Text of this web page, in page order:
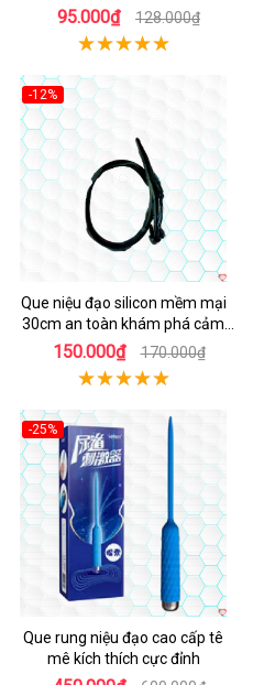
95.000₫ 128.000₫
-12%
Que niệu đạo silicon mềm mại
30cm an toàn khám phá cảm
giác
150.000₫ 170.000₫
-25%
Hot
Que rung niệu đạo cao cấp tê
mê kích thích cực đỉnh